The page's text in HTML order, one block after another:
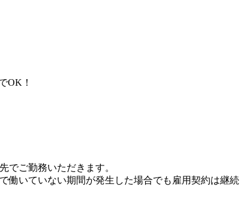
OK！
でご勤務いただきます。
働いていない期間が発生した場合でも雇用契約は継続